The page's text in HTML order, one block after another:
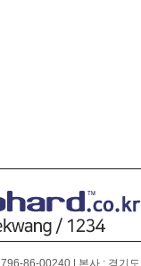
796-86-00240 | 본사 : 경기